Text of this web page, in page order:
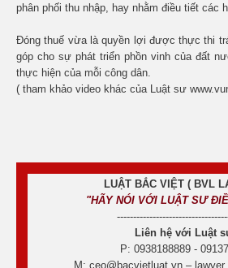
phân phối thu nhập, hay nhằm điều tiết các
Đóng thuế vừa là quyền lợi được thực thi
góp cho sự phát triển phồn vinh của đất
thực hiện của mỗi công dân.
( tham khảo video khác của Luật sư
LUẬT BẮC VIỆT ( BVL
"HÃY NÓI VỚI LUẬT SƯ
Liên hệ với Luật
P: 0938188889 -
M: ceo@bacvietluat.vn –